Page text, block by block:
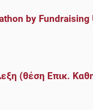
by Fundraising
(θέση Επικ.